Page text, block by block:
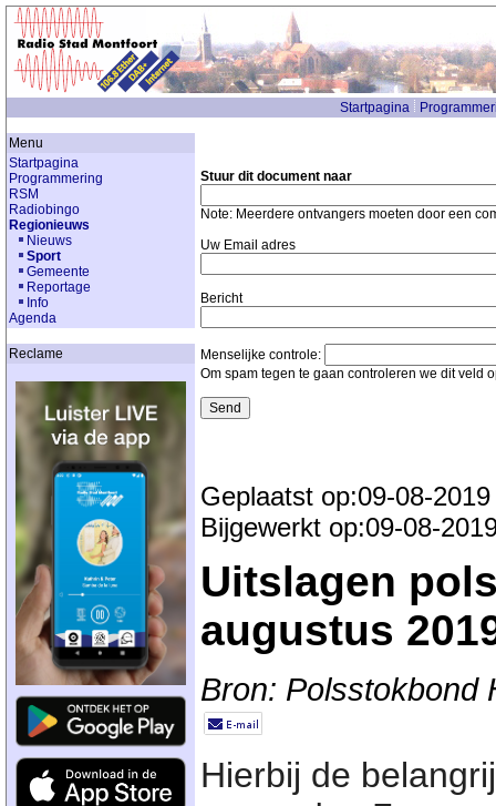
Startpagina
Menu
Startpagina
Programmering
RSM
Radiobingo
Regionieuws
Nieuws
Sport
Gemeente
Reportage
Info
Agenda
Reclame
Stuur dit document naar
Note: Meerdere ontvangers moeten door een
Uw Email adres
Bericht
Menselijke controle:
Om spam tegen te gaan controleren we dit veld
Geplaatst op:09-08-2019
Bijgewerkt op:09-08-
Uitslagen
augustus
Bron: Polsstokbond
Hierbij de